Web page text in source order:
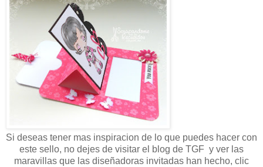
Si deseas tener mas inspiracion de lo que puedes hacer con
este sello, no dejes de visitar el blog de TGF y ver las
maravillas que las diseñadoras invitadas han hecho, clic